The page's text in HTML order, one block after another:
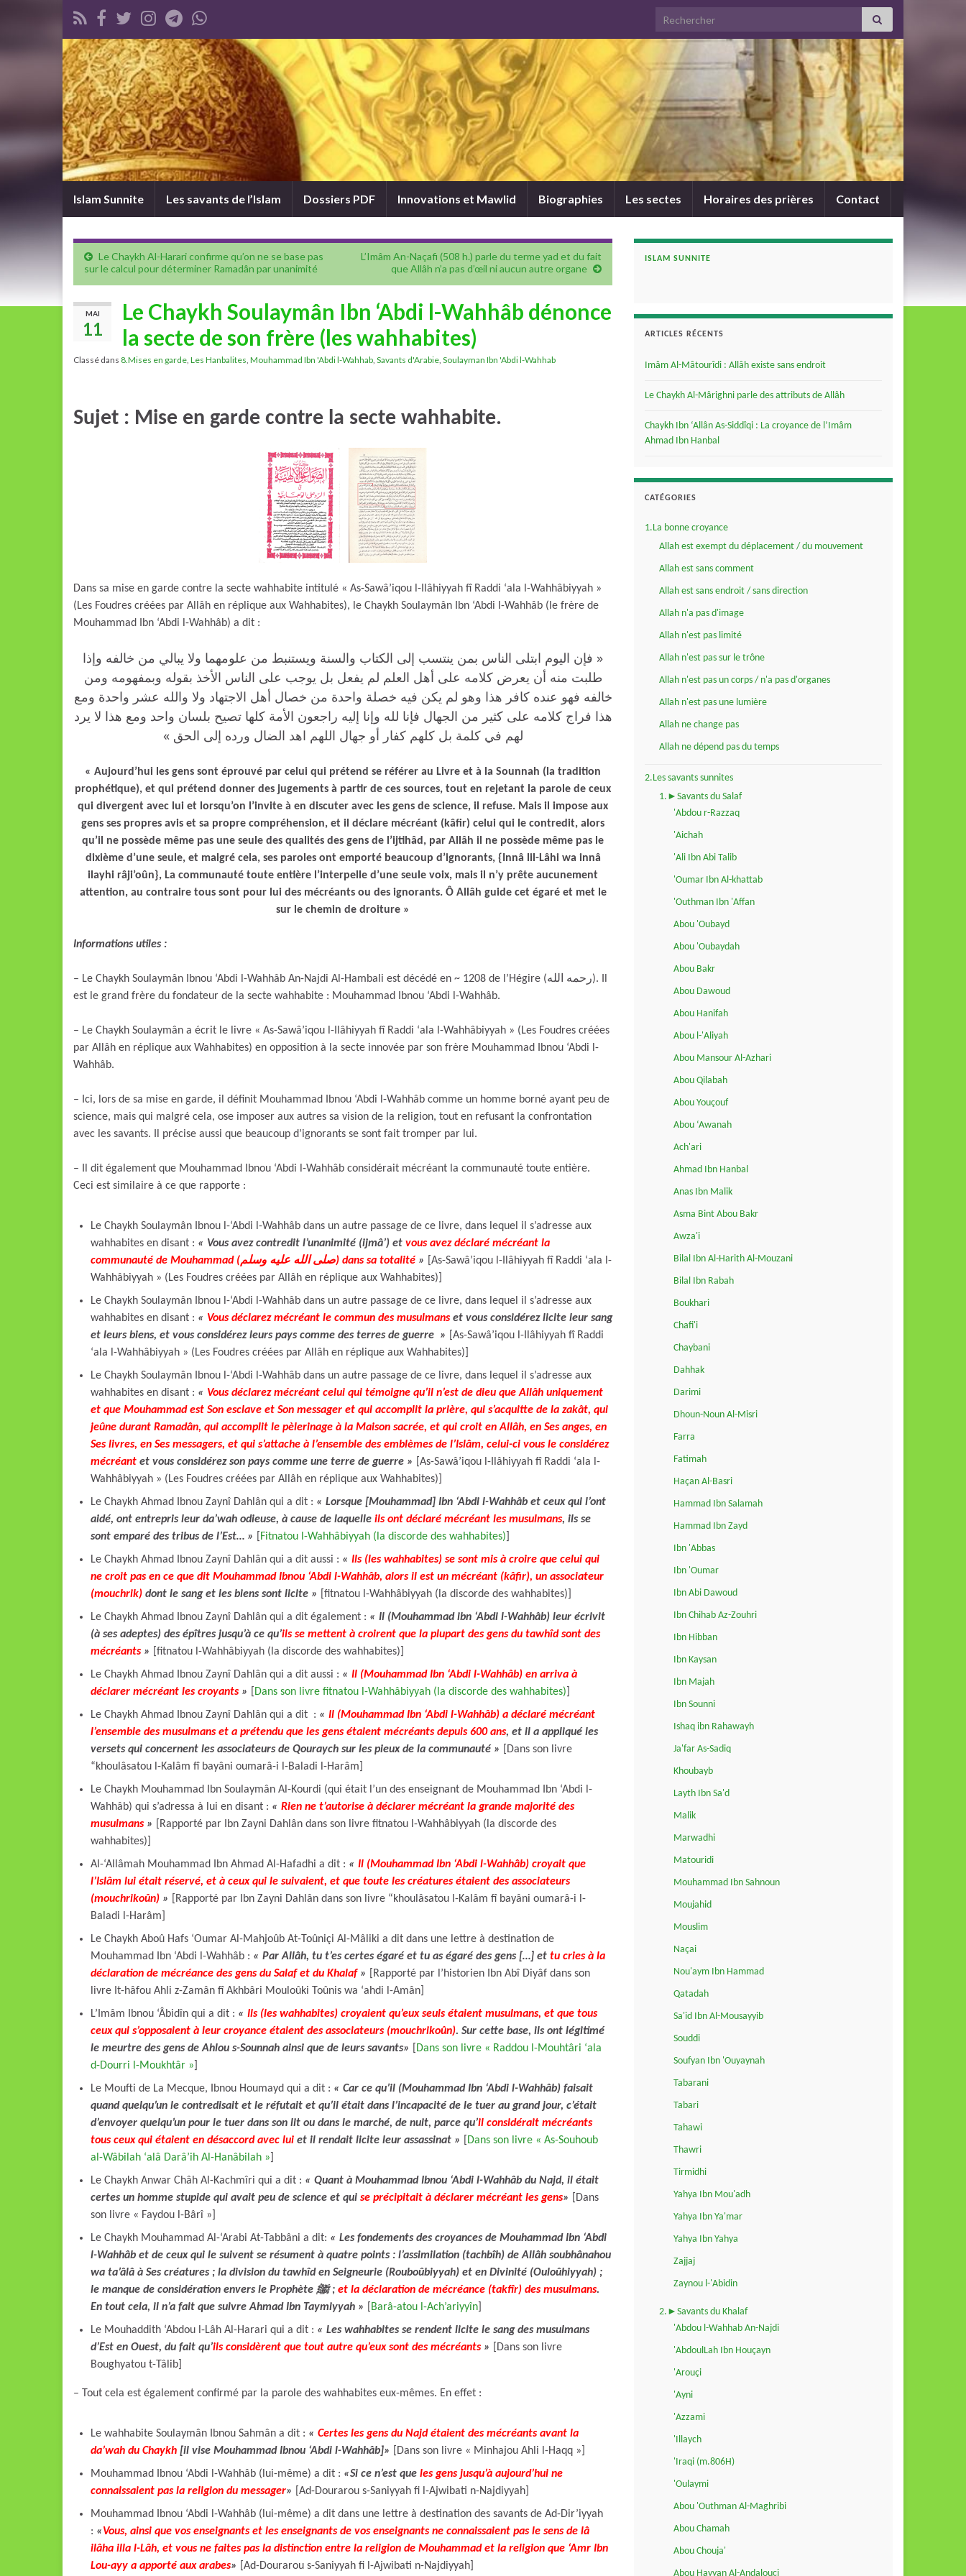
Search for:
Islam Sunnite Les savants de l’Islam Dossiers PDF Innovations et Mawlid Biographies Les sectes Horaires des prières Contact
Le Chaykh Al-Harari confirme qu’on ne se base pas
sur le calcul pour déterminer Ramadân par unanimité
L’Imâm An-Naçafi (508 h.) parle du terme yad et du fait
que Allâh n’a pas d’œil ni aucun autre organe
MAI
11
Le Chaykh Soulaymân Ibn ‘Abdi l-Wahhâb dénonce
la secte de son frère (les wahhabites)
Classé dans 8.Mises en garde, Les Hanbalites, Mouhammad Ibn 'Abdi l-Wahhab, Savants d'Arabie, Soulayman Ibn 'Abdi l-Wahhab
Sujet : Mise en garde contre la secte wahhabite.
Dans sa mise en garde contre la secte wahhabite intitulé « As-Sawâ’iqou l-Ilâhiyyah fî Raddi ‘ala l-Wahhâbiyyah »
(Les Foudres créées par Allâh en réplique aux Wahhabites), le Chaykh Soulaymân Ibn ‘Abdi l-Wahhâb (le frère de
Mouhammad Ibn ‘Abdi l-Wahhâb) a dit :
« فإن اليوم ابتلى الناس بمن ينتسب إلى الكتاب والسنة ويستنبط من علومهما ولا يبالي من خالفه وإذا
طلبت منه أن يعرض كلامه على أهل العلم لم يفعل بل يوجب على الناس الأخذ بقوله وبمفهومه ومن
خالفه فهو عنده كافر هذا وهو لم يكن فيه خصلة واحدة من خصال أهل الاجتهاد ولا والله عشر واحدة ومع
هذا فراج كلامه على كثير من الجهال فإنا لله وإنا إليه راجعون الأمة كلها تصيح بلسان واحد ومع هذا لا يرد
لهم في كلمة بل كلهم كفار أو جهال اللهم اهد الضال ورده إلى الحق »
« Aujourd’hui les gens sont éprouvé par celui qui prétend se référer au Livre et à la Sounnah (la tradition
prophétique), et qui prétend donner des jugements à partir de ces sources, tout en rejetant la parole de ceux
qui divergent avec lui et lorsqu’on l’invite à en discuter avec les gens de science, il refuse. Mais il impose aux
gens ses propres avis et sa propre compréhension, et il déclare mécréant (kâfir) celui qui le contredit, alors
qu’il ne possède même pas une seule des qualités des gens de l’ijtihâd, par Allâh il ne possède même pas le
dixième d’une seule, et malgré cela, ses paroles ont emporté beaucoup d’ignorants, {Innâ lil-Lâhi wa innâ
ilayhi râji’oûn}, La communauté toute entière l’interpelle d’une seule voix, mais il n’y prête aucunement
attention, au contraire tous sont pour lui des mécréants ou des ignorants. Ô Allâh guide cet égaré et met le
sur le chemin de droiture »
Informations utiles :
– Le Chaykh Soulaymân Ibnou ‘Abdi l-Wahhâb An-Najdi Al-Hambali est décédé en ~ 1208 de l’Hégire (رحمه الله). Il
est le grand frère du fondateur de la secte wahhabite : Mouhammad Ibnou ‘Abdi l-Wahhâb.
– Le Chaykh Soulaymân a écrit le livre « As-Sawâ’iqou l-Ilâhiyyah fî Raddi ‘ala l-Wahhâbiyyah » (Les Foudres créées
par Allâh en réplique aux Wahhabites) en opposition à la secte innovée par son frère Mouhammad Ibnou ‘Abdi l-
Wahhâb.
– Ici, lors de sa mise en garde, il définit Mouhammad Ibnou ‘Abdi l-Wahhâb comme un homme borné ayant peu de
science, mais qui malgré cela, ose imposer aux autres sa vision de la religion, tout en refusant la confrontation
avec les savants. Il précise aussi que beaucoup d’ignorants se sont fait tromper par lui.
– Il dit également que Mouhammad Ibnou ‘Abdi l-Wahhâb considérait mécréant la communauté toute entière.
Ceci est similaire à ce que rapporte :
Le Chaykh Soulaymân Ibnou l-‘Abdi l-Wahhâb dans un autre passage de ce livre, dans lequel il s’adresse aux
wahhabites en disant : « Vous avez contredit l’unanimité (ijmâ’) et vous avez déclaré mécréant la
communauté de Mouhammad (صلى الله عليه وسلم) dans sa totalité »
[As-Sawâ’iqou l-Ilâhiyyah fî Raddi ‘ala l-
Wahhâbiyyah » (Les Foudres créées par Allâh en réplique aux Wahhabites)]
Le Chaykh Soulaymân Ibnou l-‘Abdi l-Wahhâb dans un autre passage de ce livre, dans lequel il s’adresse aux
wahhabites en disant : « Vous déclarez mécréant le commun des musulmanset vous considérez licite leur sang
et leurs biens, et vous considérez leurs pays comme des terres de guerre »
[As-Sawâ’iqou l-Ilâhiyyah fî Raddi
‘ala l-Wahhâbiyyah » (Les Foudres créées par Allâh en réplique aux Wahhabites)]
Le Chaykh Soulaymân Ibnou l-‘Abdi l-Wahhâb dans un autre passage de ce livre, dans lequel il s’adresse aux
wahhabites en disant : « Vous déclarez mécréant celui qui témoigne qu’il n’est de dieu que Allâh uniquement
et que Mouhammad est Son esclave et Son messager et qui accomplit la prière, qui s’acquitte de la zakât, qui
jeûne durant Ramadân, qui accomplit le pèlerinage à la Maison sacrée, et qui croit en Allâh, en Ses anges, en
Ses livres, en Ses messagers, et qui s’attache à l’ensemble des emblèmes de l’Islâm, celui-ci vous le considérez
mécréant et vous considérez son pays comme une terre de guerre »
[As-Sawâ’iqou l-Ilâhiyyah fî Raddi ‘ala l-
Wahhâbiyyah » (Les Foudres créées par Allâh en réplique aux Wahhabites)]
Le Chaykh Ahmad Ibnou Zaynî Dahlân qui a dit : « Lorsque [Mouhammad] Ibn ‘Abdi l-Wahhâb et ceux qui l’ont
aidé, ont entrepris leur da’wah odieuse, à cause de laquelle ils ont déclaré mécréant les musulmans, ils se
sont emparé des tribus de l’Est… » Fitnatou l-Wahhâbiyyah (la discorde des wahhabites)
Le Chaykh Ahmad Ibnou Zaynî Dahlân qui a dit aussi : « Ils (les wahhabites) se sont mis à croire que celui qui
ne croit pas en ce que dit Mouhammad Ibnou ‘Abdi l-Wahhâb, alors il est un mécréant (kâfir), un associateur
(mouchrik) dont le sang et les biens sont licite »
[fitnatou l-Wahhâbiyyah (la discorde des wahhabites)]
Le Chaykh Ahmad Ibnou Zaynî Dahlân qui a dit également : « Il (Mouhammad ibn ‘Abdi l-Wahhâb) leur écrivit
(à ses adeptes) des épîtres jusqu’à ce qu’ils se mettent à croirent que la plupart des gens du tawhîd sont des
mécréants»
[fitnatou l-Wahhâbiyyah (la discorde des wahhabites)]
Le Chaykh Ahmad Ibnou Zaynî Dahlân qui a dit aussi : « Il (Mouhammad Ibn ‘Abdi l-Wahhâb) en arriva à
déclarer mécréant les croyants » Dans son livre fitnatou l-Wahhâbiyyah (la discorde des wahhabites)
Le Chaykh Ahmad Ibnou Zaynî Dahlân qui a dit : « Il (Mouhammad Ibn ‘Abdi l-Wahhâb) a déclaré mécréant
l’ensemble des musulmans et a prétendu que les gens étaient mécréants depuis 600 ans, et il a appliqué les
versets qui concernent les associateurs de Qouraych sur les pieux de la communauté »
[Dans son livre
“khoulâsatou l-Kalâm fî bayâni oumarâ-i l-Baladi l-Harâm]
Le Chaykh Mouhammad Ibn Soulaymân Al-Kourdi (qui était l’un des enseignant de Mouhammad Ibn ‘Abdi l-
Wahhâb) qui s’adressa à lui en disant : « Rien ne t’autorise à déclarer mécréant la grande majorité des
musulmans»
[Rapporté par Ibn Zayni Dahlân dans son livre fitnatou l-Wahhâbiyyah (la discorde des
wahhabites)]
Al-‘Allâmah Mouhammad Ibn Ahmad Al-Hafadhi a dit : « Il (Mouhammad Ibn ‘Abdi l-Wahhâb) croyait que
l’Islâm lui était réservé, et à ceux qui le suivaient, et que toute les créatures étaient des associateurs
(mouchrikoûn) »
[Rapporté par Ibn Zayni Dahlân dans son livre “khoulâsatou l-Kalâm fî bayâni oumarâ-i l-
Baladi l-Harâm]
Le Chaykh Aboû Hafs ‘Oumar Al-Mahjoûb At-Toûniçi Al-Mâliki a dit dans une lettre à destination de
Mouhammad Ibn ‘Abdi l-Wahhâb : « Par Allâh, tu t’es certes égaré et tu as égaré des gens […] et tu cries à la
déclaration de mécréance des gens du Salaf et du Khalaf »
[Rapporté par l’historien Ibn Abî Diyâf dans son
livre It-hâfou Ahli z-Zamân fî Akhbâri Mouloûki Toûnis wa ‘ahdi l-Amân]
L’Imâm Ibnou ‘Âbidîn qui a dit : « Ils (les wahhabites) croyaient qu’eux seuls étaient musulmans, et que tous
ceux qui s’opposaient à leur croyance étaient des associateurs (mouchrikoûn). Sur cette base, ils ont légitimé
le meurtre des gens de Ahlou s-Sounnah ainsi que de leurs savants»
Dans son livre « Raddou l-Mouhtâri ‘ala
d-Dourri l-Moukhtâr »
Le Moufti de La Mecque, Ibnou Houmayd qui a dit : « Car ce qu’il (Mouhammad Ibn ‘Abdi l-Wahhâb) faisait
quand quelqu’un le contredisait et le réfutait et qu’il était dans l’incapacité de le tuer au grand jour, c’était
d’envoyer quelqu’un pour le tuer dans son lit ou dans le marché, de nuit, parce qu’il considérait mécréants
tous ceux qui étaient en désaccord avec lui et il rendait licite leur assassinat »
Dans son livre « As-Souhoub
al-Wâbilah ‘alâ Darâ’ih Al-Hanâbilah »
Le Chaykh Anwar Châh Al-Kachmîri qui a dit : « Quant à Mouhammad Ibnou ‘Abdi l-Wahhâb du Najd, il était
certes un homme stupide qui avait peu de science et qui se précipitait à déclarer mécréant les gens»
[Dans
son livre « Faydou l-Bârî »]
Le Chaykh Mouhammad Al-‘Arabi At-Tabbâni a dit: « Les fondements des croyances de Mouhammad Ibn ‘Abdi
l-Wahhâb et de ceux qui le suivent se résument à quatre points : l’assimilation (tachbîh) de Allâh soubhânahou
wa ta’âlâ à Ses créatures ; la division du tawhîd en Seigneurie (Rouboûbiyyah) et en Divinité (Ouloûhiyyah) ;
le manque de considération envers le Prophète ﷺ ; et la déclaration de mécréance (takfîr) des musulmans.
En tout cela, il n’a fait que suivre Ahmad Ibn Taymiyyah »
Barâ-atou l-Ach’ariyyîn
Le Mouhaddith ‘Abdou l-Lâh Al-Harari qui a dit : « Les wahhabites se rendent licite le sang des musulmans
d’Est en Ouest, du fait qu’ils considèrent que tout autre qu’eux sont des mécréants»
[Dans son livre
Boughyatou t-Tâlib]
– Tout cela est également confirmé par la parole des wahhabites eux-mêmes. En effet :
Le wahhabite Soulaymân Ibnou Sahmân a dit : « Certes les gens du Najd étaient des mécréants avant la
da’wah du Chaykh [il vise Mouhammad Ibnou ‘Abdi l-Wahhâb]»
[Dans son livre « Minhajou Ahli l-Haqq »]
Mouhammad Ibnou ‘Abdi l-Wahhâb (lui-même) a dit : «Si ce n’est que les gens jusqu’à aujourd’hui ne
connaissaient pas la religion du messager»
[Ad-Dourarou s-Saniyyah fi l-Ajwibati n-Najdiyyah]
Mouhammad Ibnou ‘Abdi l-Wahhâb (lui-même) a dit dans une lettre à destination des savants de Ad-Dir’iyyah
: «Vous, ainsi que vos enseignants et les enseignants de vos enseignants ne connaissaient pas le sens de lâ
ilâha illa l-Lâh, et vous ne faites pas la distinction entre la religion de Mouhammad et la religion que ‘Amr Ibn
Lou-ayy a apporté aux arabes» [Ad-Dourarou s-Saniyyah fi l-Ajwibati n-Najdiyyah]
ISLAM SUNNITE
ARTICLES RÉCENTS
Imâm Al-Mâtourîdi : Allâh existe sans endroit
Le Chaykh Al-Mârighni parle des attributs de Allâh
Chaykh Ibn ‘Allân As-Siddîqi : La croyance de l’Imâm
Ahmad Ibn Hanbal
CATÉGORIES
1.La bonne croyance
Allah est exempt du déplacement / du mouvement
Allah est sans comment
Allah est sans endroit / sans direction
Allah n'a pas d'image
Allah n'est pas limité
Allah n'est pas sur le trône
Allah n'est pas un corps / n'a pas d'organes
Allah n'est pas une lumière
Allah ne change pas
Allah ne dépend pas du temps
2.Les savants sunnites
1.►Savants du Salaf
'Abdou r-Razzaq
'Aichah
'Ali Ibn Abi Talib
'Oumar Ibn Al-khattab
'Outhman Ibn 'Affan
Abou 'Oubayd
Abou 'Oubaydah
Abou Bakr
Abou Dawoud
Abou Hanifah
Abou l-'Aliyah
Abou Mansour Al-Azhari
Abou Qilabah
Abou Youçouf
Abou ‘Awanah
Ach'ari
Ahmad Ibn Hanbal
Anas Ibn Malik
Asma Bint Abou Bakr
Awza'i
Bilal Ibn Al-Harith Al-Mouzani
Bilal Ibn Rabah
Boukhari
Chafi'i
Chaybani
Dahhak
Darimi
Dhoun-Noun Al-Misri
Farra
Fatimah
Haçan Al-Basri
Hammad Ibn Salamah
Hammad Ibn Zayd
Ibn 'Abbas
Ibn 'Oumar
Ibn Abi Dawoud
Ibn Chihab Az-Zouhri
Ibn Hibban
Ibn Kaysan
Ibn Majah
Ibn Sounni
Ishaq ibn Rahawayh
Ja'far As-Sadiq
Khoubayb
Layth Ibn Sa'd
Malik
Marwadhi
Matouridi
Mouhammad Ibn Sahnoun
Moujahid
Mouslim
Naçai
Nou'aym Ibn Hammad
Qatadah
Sa'id Ibn Al-Mousayyib
Souddi
Soufyan Ibn 'Ouyaynah
Tabarani
Tabari
Tahawi
Thawri
Tirmidhi
Yahya Ibn Mou'adh
Yahya Ibn Ya'mar
Yahya Ibn Yahya
Zajjaj
Zaynou l-'Abidin
2.►Savants du Khalaf
'Abdou l-Wahhab An-Najdi
'AbdoulLah Ibn Houçayn
'Arouçi
'Ayni
'Azzami
'Illaych
'Iraqi (m.806H)
'Oulaymi
Abou 'Outhman Al-Maghribi
Abou Chamah
Abou Chouja'
Abou Hayyan Al-Andalouçi